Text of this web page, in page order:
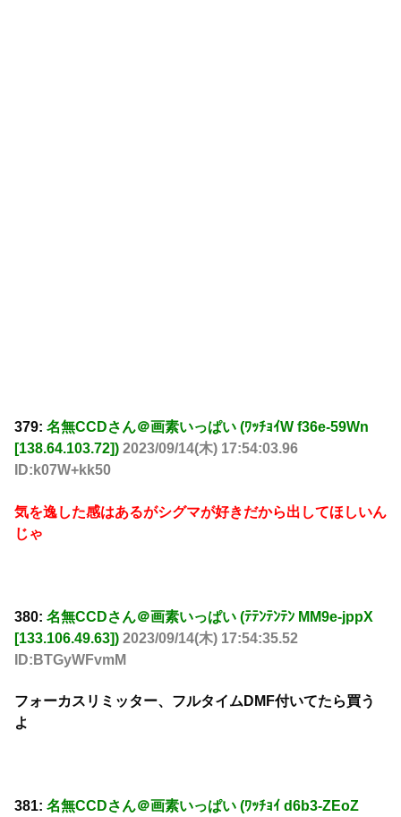
379: 名無CCDさん＠画素いっぱい (ﾜｯﾁｮｲW f36e-59Wn
[138.64.103.72]) 2023/09/14(木) 17:54:03.96
ID:k07W+kk50
気を逸した感はあるがシグマが好きだから出してほしいん
じゃ
380: 名無CCDさん＠画素いっぱい (ﾃﾃﾝﾃﾝﾃﾝ MM9e-jppX
[133.106.49.63]) 2023/09/14(木) 17:54:35.52
ID:BTGyWFvmM
フォーカスリミッター、フルタイムDMF付いてたら買う
よ
381: 名無CCDさん＠画素いっぱい (ﾜｯﾁｮｲ d6b3-ZEoZ